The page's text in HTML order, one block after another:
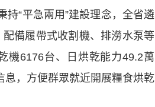
“平急兩用”建設理念，全省遴
備履帶式收割機、排澇水泵等
機6176台、日烘乾能力49.2萬
息，方便群眾就近開展糧食烘乾